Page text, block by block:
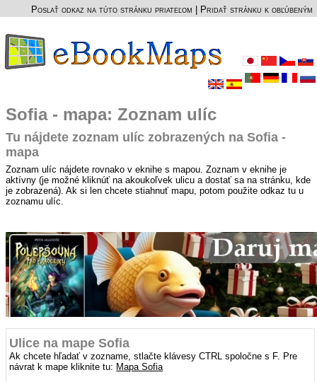
Poslať odkaz na túto stránku priateľom Pridať stránku k obľúbeným
Sofia - mapa: Zoznam ulíc
Tu nájdete zoznam ulíc zobrazených na Sofia -
mapa
Zoznam ulíc nájdete rovnako v eknihe s mapou. Zoznam v eknihe je
aktívny (je možné kliknúť na akoukoľvek ulicu a dostať sa na stránku, kde
je zobrazená). Ak si len chcete stiahnuť mapu, potom použite odkaz tu u
zoznamu ulíc.
Ulice na mape Sofia
Ak chcete hľadať v zozname, stlačte klávesy CTRL spoločne s F. Pre
návrat k mape kliknite tu: Mapa Sofia